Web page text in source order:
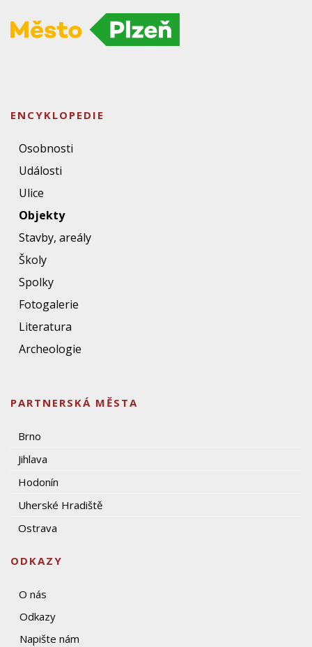
ENCYKLOPEDIE
Osobnosti
Události
Ulice
Objekty
Stavby, areály
Školy
Spolky
Fotogalerie
Literatura
Archeologie
PARTNERSKÁ MĚSTA
Brno
Jihlava
Hodonín
Uherské Hradiště
Ostrava
ODKAZY
O nás
Odkazy
Napište nám